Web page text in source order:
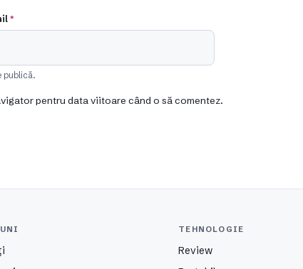
*
publică.
pentru data viitoare când o să comentez.
TEHNOLOGIE
Review